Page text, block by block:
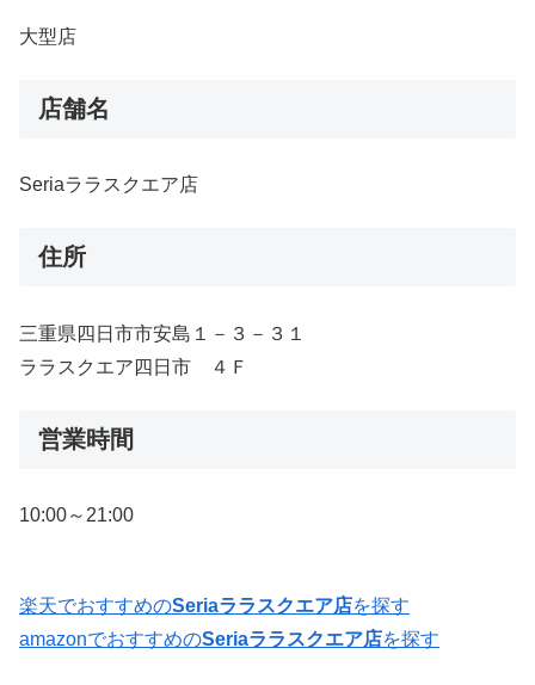
大型店
店舗名
Seriaララスクエア店
住所
三重県四日市市安島１－３－３１
ララスクエア四日市 ４Ｆ
営業時間
10:00～21:00
楽天でおすすめのSeriaララスクエア店を探す
amazonでおすすめのSeriaララスクエア店を探す